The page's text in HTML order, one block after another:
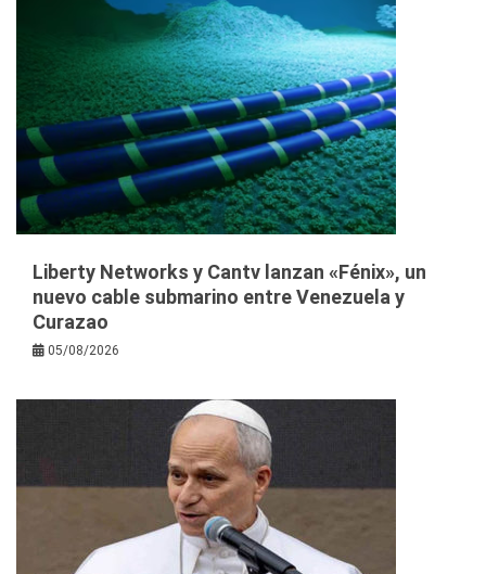
Liberty Networks y Cantv lanzan «Fénix», un
nuevo cable submarino entre Venezuela y
Curazao
05/08/2026